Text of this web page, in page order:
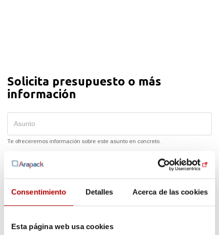
Consentimiento Detalles Acerca de las cookies
Esta página web usa cookies
Solicita presupuesto o más
información
Te ofreceremos información sobre este asunto en concreto.